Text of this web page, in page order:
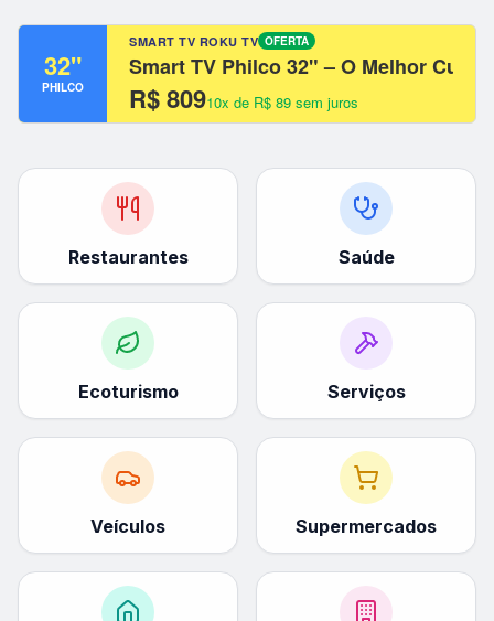
32"
PHILCO
SMART TV ROKU TV OFERTA
Smart TV Philco 32" – O Melhor
R$ 80910x de R$ 89 sem juros
Restaurantes Saúde
Ecoturismo Serviços
Veículos Supermercados